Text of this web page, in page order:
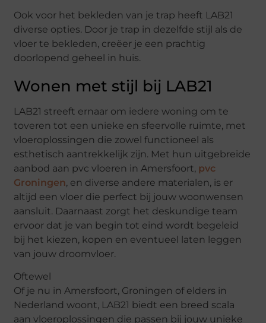
Ook voor het bekleden van je trap heeft LAB21
diverse opties. Door je trap in dezelfde stijl als de
vloer te bekleden, creëer je een prachtig
doorlopend geheel in huis.
Wonen met stijl bij LAB21
LAB21 streeft ernaar om iedere woning om te
toveren tot een unieke en sfeervolle ruimte, met
vloeroplossingen die zowel functioneel als
esthetisch aantrekkelijk zijn. Met hun uitgebreide
aanbod aan pvc vloeren in Amersfoort, pvc
Groningen, en diverse andere materialen, is er
altijd een vloer die perfect bij jouw woonwensen
aansluit. Daarnaast zorgt het deskundige team
ervoor dat je van begin tot eind wordt begeleid
bij het kiezen, kopen en eventueel laten leggen
van jouw droomvloer.
Oftewel
Of je nu in Amersfoort, Groningen of elders in
Nederland woont, LAB21 biedt een breed scala
aan vloeroplossingen die passen bij jouw unieke